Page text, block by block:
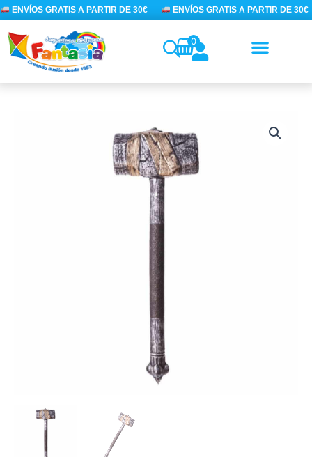
Ir
al
contenido
ENVÍOS GRATIS A PARTIR DE 30€ ENVÍOS GRATIS A PARTIR DE 30€
0